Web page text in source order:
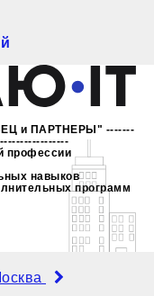
и ПАРТНЕРЫ" -------
профессии
навыков
программ